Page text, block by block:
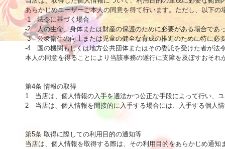
あらかじめユーザーご本人の同意を得て行います。ただし、以下の
-1　法令に基づく場合
-2　人の生命、身体または財産の保護のために必要がある場合であ
-3　公衆衛生の向上または児童の健全な育成の推進のために特に
-4　国の機関もしくは地方公共団体またはその委託を受けた者が
本人の同意を得ることにより当該事務の遂行に支障を及ぼすおそれ
第4条 情報の取得
1　当店は、個人情報の入手を適法かつ公正な手段によって行い、
2　当店は、個人情報を間接的に入手する場合には、入手する個人
第5条 取得に際しての利用目的の通知等
当店は、個人情報を取得する際は、その利用目的をあらかじめ通知